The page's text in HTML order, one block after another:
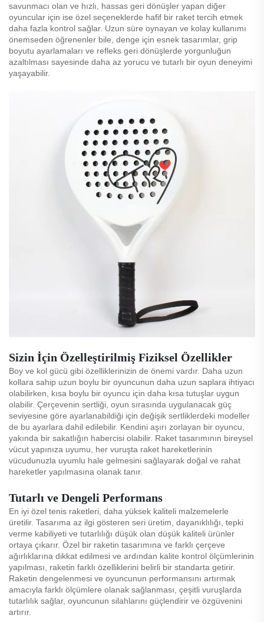
savunmacı olan ve hızlı, hassas geri dönüşler yapan diğer
oyuncular için ise özel seçeneklerde hafif bir raket tercih etmek
daha fazla kontrol sağlar. Uzun süre oynayan ve kolay kullanımı
önemseden öğrenenler bile, denge için esnek tasarımlar, grip
boyutu ayarlamaları ve refleks geri dönüşlerde yorgunluğun
azaltılması sayesinde daha az yorucu ve tutarlı bir oyun deneyimi
yaşayabilir.
Sizin İçin Özelleştirilmiş Fiziksel Özellikler
Boy ve kol gücü gibi özelliklerinizin de önemi vardır. Daha uzun
kollara sahip uzun boylu bir oyuncunun daha uzun saplara ihtiyacı
olabilirken, kısa boylu bir oyuncu için daha kısa tutuşlar uygun
olabilir. Çerçevenin sertliği, oyun sırasında uygulanacak güç
seviyesine göre ayarlanabildiği için değişik sertliklerdeki modeller
de bu ayarlara dahil edilebilir. Kendini aşırı zorlayan bir oyuncu,
yakında bir sakatlığın habercisi olabilir. Raket tasarımının bireysel
vücut yapınıza uyumu, her vuruşta raket hareketlerinin
vücudunuzla uyumlu hale gelmesini sağlayarak doğal ve rahat
hareketler yapılmasına olanak tanır.
Tutarlı ve Dengeli Performans
En iyi özel tenis raketleri, daha yüksek kaliteli malzemelerle
üretilir. Tasarıma az ilgi gösteren seri üretim, dayanıklılığı, tepki
verme kabiliyeti ve tutarlılığı düşük olan düşük kaliteli ürünler
ortaya çıkarır. Özel bir raketin tasarımına ve farklı çerçeve
ağırlıklarına dikkat edilmesi ve ardından kalite kontrol ölçümlerinin
yapılması, raketin farklı özelliklerini belirli bir standarta getirir.
Raketin dengelenmesi ve oyuncunun performansını artırmak
amacıyla farklı ölçümlere olanak sağlanması, çeşitli vuruşlarda
tutarlılık sağlar, oyuncunun silahlarını güçlendirir ve özgüvenini
artırır.